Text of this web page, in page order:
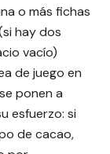
o más fichas
hay dos
vacío)
de juego en
ponen a
esfuerzo: si
de cacao,